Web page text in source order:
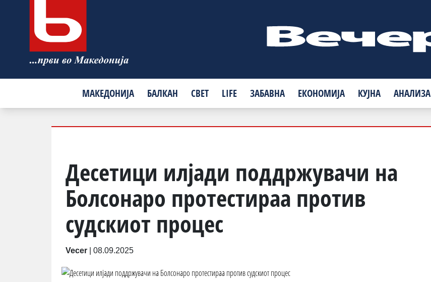
МАКЕДОНИЈА БАЛКАН СВЕТ LIFE ЗАБАВНА ЕКОНОМИЈА КУЈНА АНАЛИЗА
Десетици илјади поддржувачи на
Болсонаро протестираа против
судскиот процес
Vecer 08.09.2025